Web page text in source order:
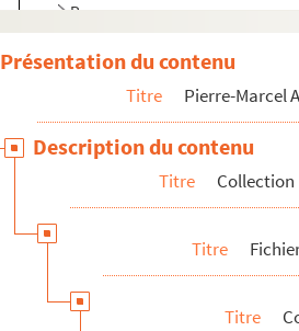
Prose
Correspondance
Dossiers documentaires
Présentation du contenu
Titre Pierre-Marcel
Description du contenu
Titre Collection
Titre
Titre